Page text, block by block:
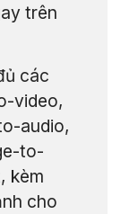
trên
các
video,
audio,
to-
kèm
cho